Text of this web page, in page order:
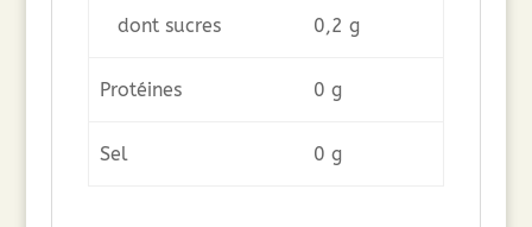
dont sucres 0,2 g
Protéines 0 g
Sel 0 g